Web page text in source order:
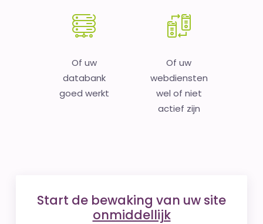
Of uw
databank
goed werkt
Of uw
webdiensten
wel of niet
actief zijn
Start de bewaking van uw site
onmiddellijk